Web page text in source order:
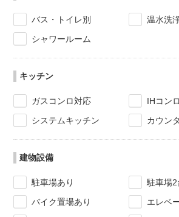
バス・トイレ別
温水洗
シャワールーム
キッチン
ガスコンロ対応
IHコン
システムキッチン
カウン
建物設備
駐車場あり
駐車場
バイク置場あり
エレベ